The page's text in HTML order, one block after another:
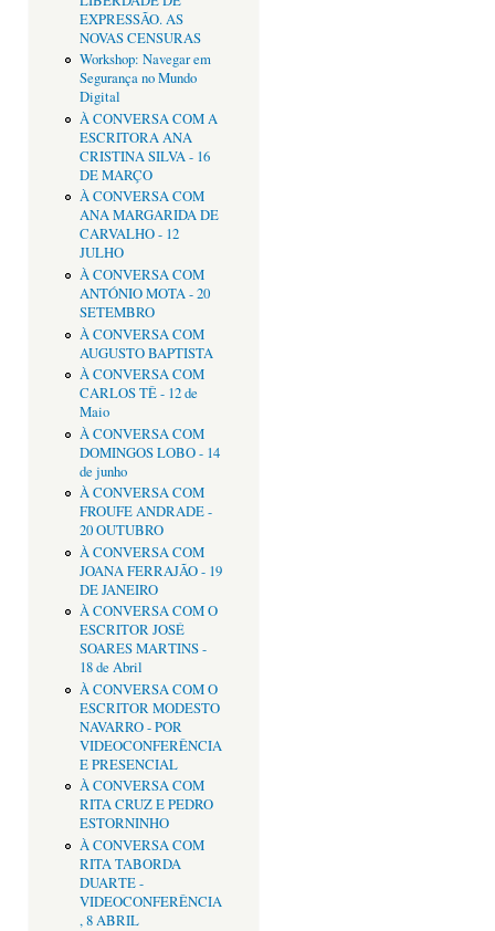
EXPRESSÃO. AS
NOVAS CENSURAS
Workshop: Navegar em
Segurança no Mundo
Digital
À CONVERSA COM A
ESCRITORA ANA
CRISTINA SILVA - 16
DE MARÇO
À CONVERSA COM
ANA MARGARIDA DE
CARVALHO - 12
JULHO
À CONVERSA COM
ANTÓNIO MOTA - 20
SETEMBRO
À CONVERSA COM
AUGUSTO BAPTISTA
À CONVERSA COM
CARLOS TÊ - 12 de
Maio
À CONVERSA COM
DOMINGOS LOBO - 14
de junho
À CONVERSA COM
FROUFE ANDRADE -
20 OUTUBRO
À CONVERSA COM
JOANA FERRAJÃO - 19
DE JANEIRO
À CONVERSA COM O
ESCRITOR JOSÉ
SOARES MARTINS -
18 de Abril
À CONVERSA COM O
ESCRITOR MODESTO
NAVARRO - POR
VIDEOCONFERÊNCIA
E PRESENCIAL
À CONVERSA COM
RITA CRUZ E PEDRO
ESTORNINHO
À CONVERSA COM
RITA TABORDA
DUARTE -
VIDEOCONFERÊNCIA
, 8 ABRIL